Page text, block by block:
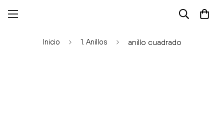
Inicio 1. Anillos anillo cuadrado